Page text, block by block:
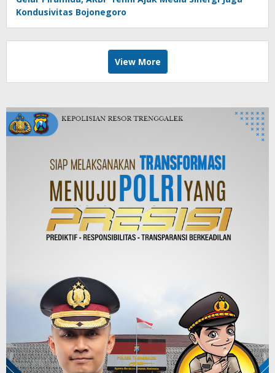
Kondusivitas Bojonegoro
View More